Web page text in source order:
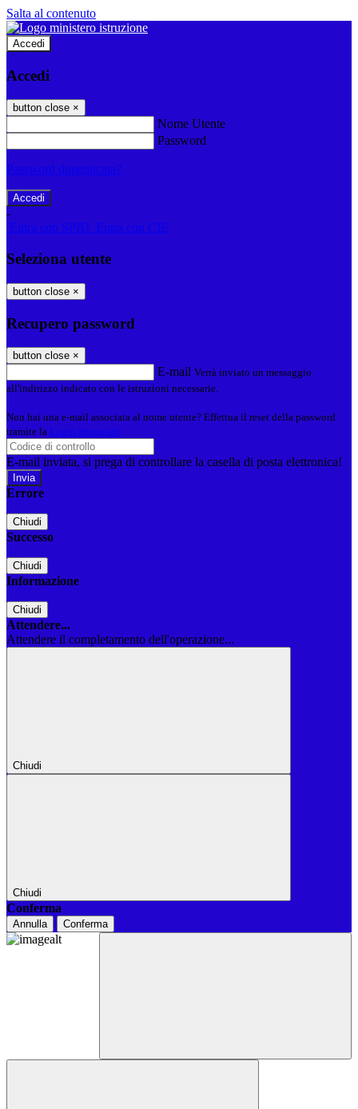
Salta al contenuto
Accedi
Accedi
button close ×
Nome Utente
Password
Password dimenticata?
-
Entra con SPID
Entra con CIE
Seleziona utente
button close ×
Recupero password
button close ×
E-mail Verrà inviato un messaggio
all'indirizzo indicato con le istruzioni necessarie.
Non hai una e-mail associata al nome utente? Effettua il reset della password
tramite la Login Spaggiari
E-mail inviata, si prega di controllare la casella di posta elettronica!
Errore
Chiudi
Successo
Chiudi
Informazione
Chiudi
Attendere...
Attendere il completamento dell'operazione...
Chiudi
Chiudi
Conferma
Annulla Conferma